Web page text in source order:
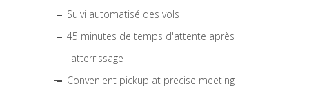
Suivi automatisé des vols
45 minutes de temps d'attente après
l'atterrissage
Convenient pickup at precise meeting